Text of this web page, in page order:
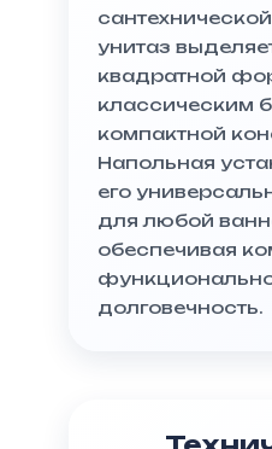
унитаз
квадратной
классическим
компактной
Напольная
его
для любой
обеспечивая
долговечность.